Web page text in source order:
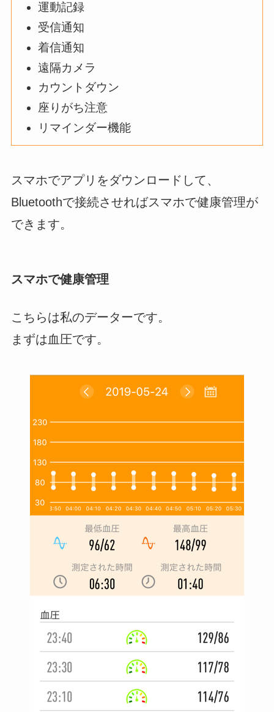
運動記録
受信通知
着信通知
遠隔カメラ
カウントダウン
座りがち注意
リマインダー機能
スマホでアプリをダウンロードして、
Bluetoothで接続させればスマホで健康管理が
できます。
スマホで健康管理
こちらは私のデーターです。
まずは血圧です。